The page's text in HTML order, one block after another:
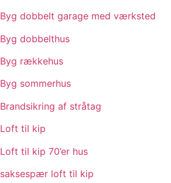
Byg dobbelt garage med værksted
Byg dobbelthus
Byg rækkehus
Byg sommerhus
Brandsikring af stråtag
Loft til kip
Loft til kip 70’er hus
saksespær loft til kip